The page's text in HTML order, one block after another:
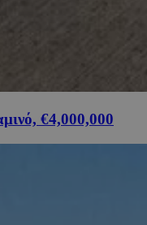
€4,000,000